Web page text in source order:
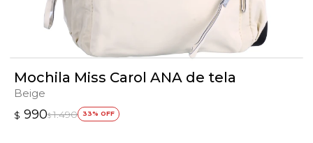
Mochila Miss Carol ANA de tela
Beige
$ 990$ 1.490 33